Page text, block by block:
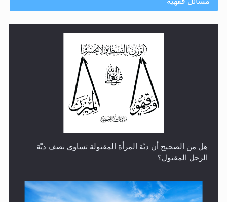
رأيٌ في لغة المسيح الموعود عليه السلام.. 4...
هل من الصحيح أن ديّة المرأة المقتولة تساوي نصف ديّة
الرجل المقتول؟